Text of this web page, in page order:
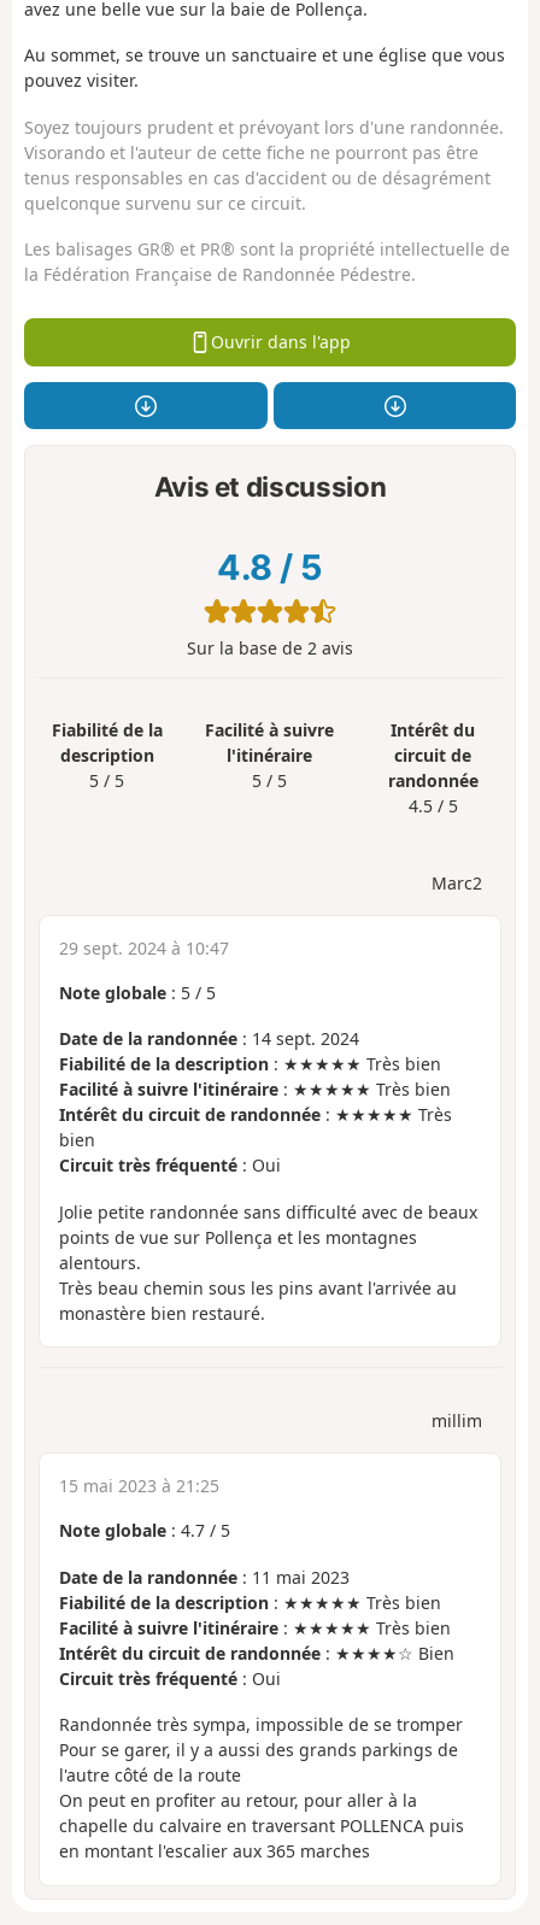
avez une belle vue sur la baie de Pollença.
Au sommet, se trouve un sanctuaire et une église que vous
pouvez visiter.
Soyez toujours prudent et prévoyant lors d'une randonnée.
Visorando et l'auteur de cette fiche ne pourront pas être
tenus responsables en cas d'accident ou de désagrément
quelconque survenu sur ce circuit.
Les balisages GR® et PR® sont la propriété intellectuelle de
la Fédération Française de Randonnée Pédestre.
Ouvrir dans l'app
Avis et discussion
4.8 / 5
Sur la base de 2 avis
Fiabilité de la
description
5 / 5
Facilité à suivre
l'itinéraire
5 / 5
Intérêt du
circuit de
randonnée
4.5 / 5
Marc2
29 sept. 2024 à 10:47
Note globale : 5 / 5
Date de la randonnée : 14 sept. 2024
Fiabilité de la description : ★★★★★ Très bien
Facilité à suivre l'itinéraire : ★★★★★ Très bien
Intérêt du circuit de randonnée : ★★★★★ Très
bien
Circuit très fréquenté : Oui
Jolie petite randonnée sans difficulté avec de beaux
points de vue sur Pollença et les montagnes
alentours.
Très beau chemin sous les pins avant l'arrivée au
monastère bien restauré.
millim
15 mai 2023 à 21:25
Note globale : 4.7 / 5
Date de la randonnée : 11 mai 2023
Fiabilité de la description : ★★★★★ Très bien
Facilité à suivre l'itinéraire : ★★★★★ Très bien
Intérêt du circuit de randonnée : ★★★★☆ Bien
Circuit très fréquenté : Oui
Randonnée très sympa, impossible de se tromper
Pour se garer, il y a aussi des grands parkings de
l'autre côté de la route
On peut en profiter au retour, pour aller à la
chapelle du calvaire en traversant POLLENCA puis
en montant l'escalier aux 365 marches